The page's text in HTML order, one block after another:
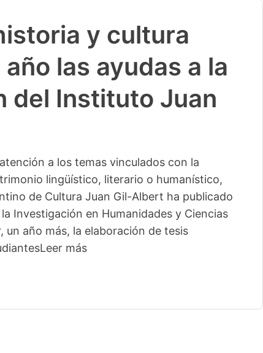
y cultura
las ayudas a la
del Instituto Juan
a los temas vinculados con la
lingüístico, literario o humanístico,
de Cultura Juan Gil-Albert ha publicado
Investigación en Humanidades y Ciencias
un año más, la elaboración de tesis
Leer más